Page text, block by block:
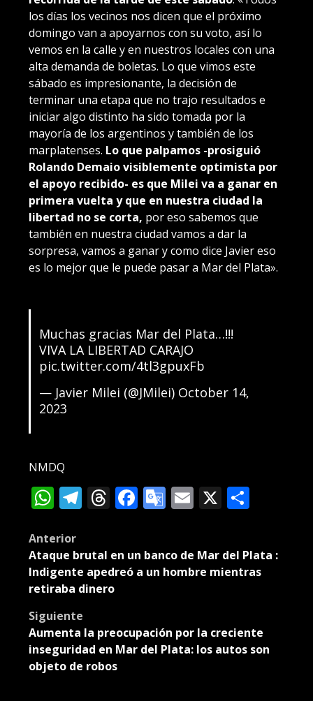
los días los vecinos nos dicen que el próximo
domingo van a apoyarnos con su voto, así lo
vemos en la calle y en nuestros locales con una
alta demanda de boletas. Lo que vimos este
sábado es impresionante, la decisión de
terminar una etapa que no trajo resultados e
iniciar algo distinto ha sido tomada por la
mayoría de los argentinos y también de los
marplatenses. Lo que palpamos -prosiguió
Rolando Demaio visiblemente optimista por
el apoyo recibido- es que Milei va a ganar en
primera vuelta y que en nuestra ciudad la
libertad no se corta, por eso sabemos que
también en nuestra ciudad vamos a dar la
sorpresa, vamos a ganar y como dice Javier eso
es lo mejor que le puede pasar a Mar del Plata».
Muchas gracias Mar del Plata…!!!
VIVA LA LIBERTAD CARAJO
pic.twitter.com/4tl3gpuxFb
— Javier Milei (@JMilei) October 14,
2023
NMDQ
WhatsApp
Telegram
Threads
Facebook
Google
Email
X
Post
navigation
Anterior
Ataque brutal en un banco de Mar del Plata :
Indigente apedreó a un hombre mientras
retiraba dinero
Siguiente
Aumenta la preocupación por la creciente
inseguridad en Mar del Plata: los autos son
objeto de robos